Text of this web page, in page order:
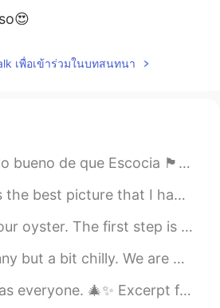
you want.
2020.08.06 19:21
เพื่อเข้าร่วมในบทสนทนา
🏴󠁧󠁢󠁳󠁣󠁴󠁿 esté en un confinamiento de nuevo es que tengo más t...
have taken, when the sky matched the color of my rosé wi...
is to open up and say Hello!. Remember it's not "How hi...
being told to avoid large social gatherings so many peop...
from A Christmas Carol by Charles Dickens. There was nothi...